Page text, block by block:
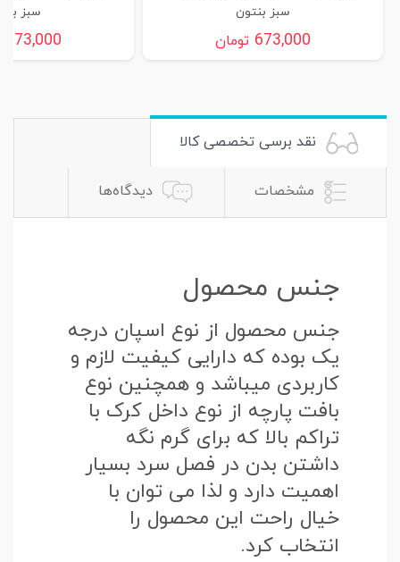
سبز بنتون
673,000 تومان
سبز
673,000
نقد برسی تخصصی کالا
مشخصات دیدگاه‌ها
جنس محصول
جنس محصول از نوع اسپان درجه
یک بوده که دارایی کیفیت لازم و
کاربردی میباشد و همچنین نوع
بافت پارچه از نوع داخل کرک با
تراکم بالا که برای گرم نگه
داشتن بدن در فصل سرد بسیار
اهمیت دارد و لذا می توان با
خیال راحت این محصول را
انتخاب کرد.